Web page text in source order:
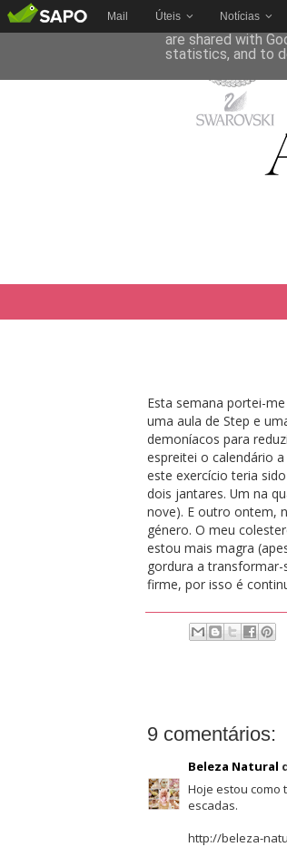
Mail Úteis Notícias
Esta semana portei-
uma aula de Step e
demoníacos para
espreitei o calendário
este exercício teria
dois jantares. Um na
nove). E outro ontem,
género. O meu
estou mais magra
gordura a
firme, por isso é
9 comentários:
Beleza Natural
Hoje estou como
escadas.
http://beleza-
This site uses
are shared with
statistics, and to